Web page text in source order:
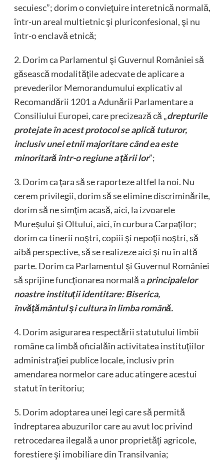
secuiesc”; dorim o convieţuire interetnică normală,
într-un areal multietnic şi pluriconfesional, şi nu
într-o enclavă etnică;
2. Dorim ca Parlamentul şi Guvernul României să
găsească modalităţile adecvate de aplicare a
prevederilor Memorandumului explicativ al
Recomandării 1201 a Adunării Parlamentare a
Consiliului Europei, care precizează că „drepturile
protejate în acest protocol se aplică tuturor,
inclusiv unei etnii majoritare când ea este
minoritară într-o regiune a ţării lor”;
3. Dorim ca ţara să se raporteze altfel la noi. Nu
cerem privilegii, dorim să se elimine discriminările,
dorim să ne simţim acasă, aici, la izvoarele
Mureşului şi Oltului, aici, în curbura Carpaţilor;
dorim ca tinerii noştri, copiii şi nepoţii noştri, să
aibă perspective, să se realizeze aici şi nu în altă
parte. Dorim ca Parlamentul şi Guvernul României
să sprijine funcţionarea normală a principalelor
noastre instituţii identitare: Biserica,
învăţământul şi cultura în limba română.
4. Dorim asigurarea respectării statutului limbii
române ca limbă oficialăîn activitatea instituţiilor
administraţiei publice locale, inclusiv prin
amendarea normelor care aduc atingere acestui
statut în teritoriu;
5. Dorim adoptarea unei legi care să permită
îndreptarea abuzurilor care au avut loc privind
retrocedarea ilegală a unor proprietăţi agricole,
forestiere şi imobiliare din Transilvania;